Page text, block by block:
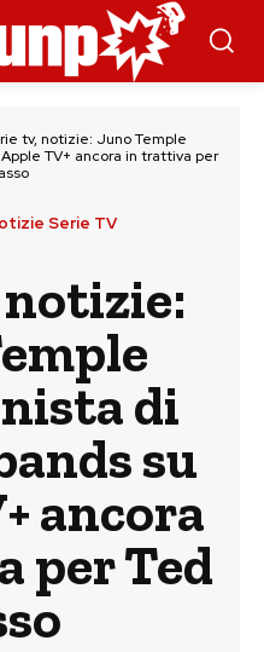
tv, notizie: Juno Temple
TV+ ancora in trattiva per
Serie TV
di
su
ancora
per Ted